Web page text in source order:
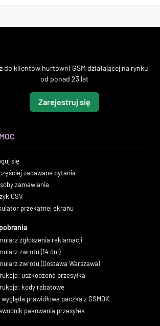
do klientów hurtowni GSM działającej na rynku
od ponad 23 lat
Zarejestruj się
się
zadawane pytania
zamawiania
CSV
przekątnej ekranu
zgłoszenia reklamacji
zwrotu (14 dni)
zwrotu (Dostawa Warszawa)
uszkodzona przesyłka
kody rabatowe
prawidłowa paczka z GSMOK
pakowania przesyłek